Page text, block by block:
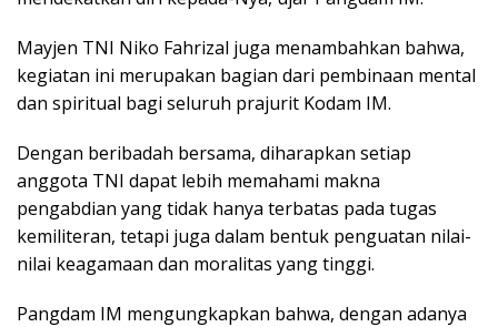
Mayjen TNI Niko Fahrizal juga menambahkan bahwa,
kegiatan ini merupakan bagian dari pembinaan mental
dan spiritual bagi seluruh prajurit Kodam IM.
Dengan beribadah bersama, diharapkan setiap
anggota TNI dapat lebih memahami makna
pengabdian yang tidak hanya terbatas pada tugas
kemiliteran, tetapi juga dalam bentuk penguatan nilai-
nilai keagamaan dan moralitas yang tinggi.
Pangdam IM mengungkapkan bahwa, dengan adanya